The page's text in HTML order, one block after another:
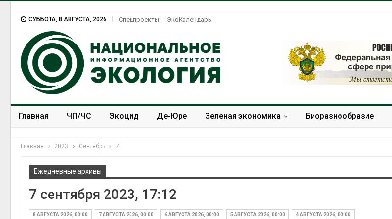
СУББОТА, 8 АВГУСТА, 2026 Спецпроекты ЭкоКалендарь
Главная ЧП/ЧС Экоцид Де-Юре Зеленая экономика Биоразнообразие
Главная 2023 Сентябрь 7
Ежедневные архивы
7 сентября 2023, 17:12
8 АВГУСТА 2026, 00:00 7 АВГУСТА 2026, 00:00 6 АВГУСТА 2026, 00:00 5 АВГУСТА 2026, 00:00 4 АВГУСТА 2026, 00:00
регионов столкнулись с
экстремальными